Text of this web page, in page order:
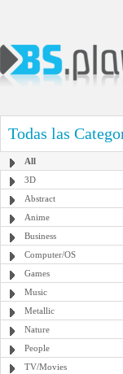
Todas las
All
3D
Abstract
Anime
Business
Computer/OS
Games
Music
Metallic
Nature
People
TV/Movies